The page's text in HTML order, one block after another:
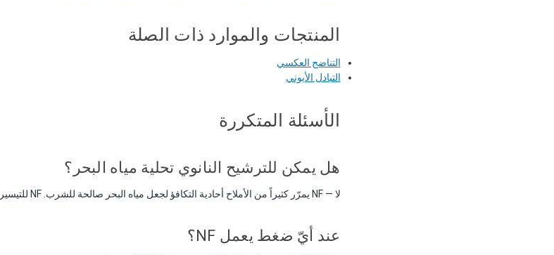
المنتجات والموارد ذات الصلة
التناضح العكسي
التبادل الأيوني
الأسئلة المتكررة
هل يمكن للترشيح النانوي تحلية مياه البحر؟
لا — NF يمرّر كثيراً من الأملاح أحادية التكافؤ لجعل مياه البحر صالحة للشرب. NF للتيسير والإزالة الانتقائية، لا للتحلية.
عند أيّ ضغط يعمل NF؟